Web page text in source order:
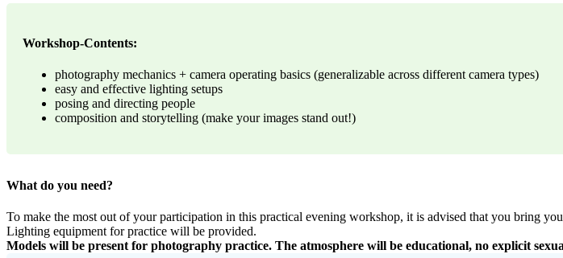
Workshop-Contents:
photography mechanics + camera operating basics (generalizable across different camera types)
easy and effective lighting setups
posing and directing people
composition and storytelling (make your images stand out!)
What do you need?
To make the most out of your participation in this practical evening workshop, it is advised that you bring
Lighting equipment for practice will be provided.
Models will be present for photography practice. The atmosphere will be educational, no explicit